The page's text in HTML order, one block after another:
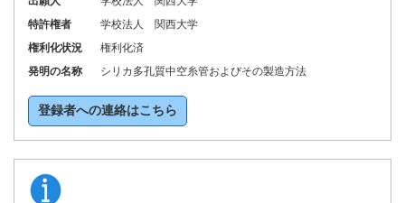
特許権者
学校法人 関西大学
権利化状況
権利化済
発明の名称
シリカ多孔質中空糸管およびその製造方法
登録者への連絡はこちら